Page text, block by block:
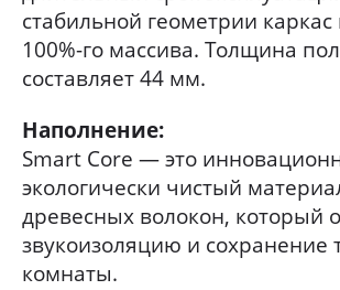
стабильной геометрии
100%-го массива. Толщина
составляет 44 мм.
Наполнение:
Smart Core — это
экологически чистый
древесных волокон, который
звукоизоляцию и сохранение
комнаты.